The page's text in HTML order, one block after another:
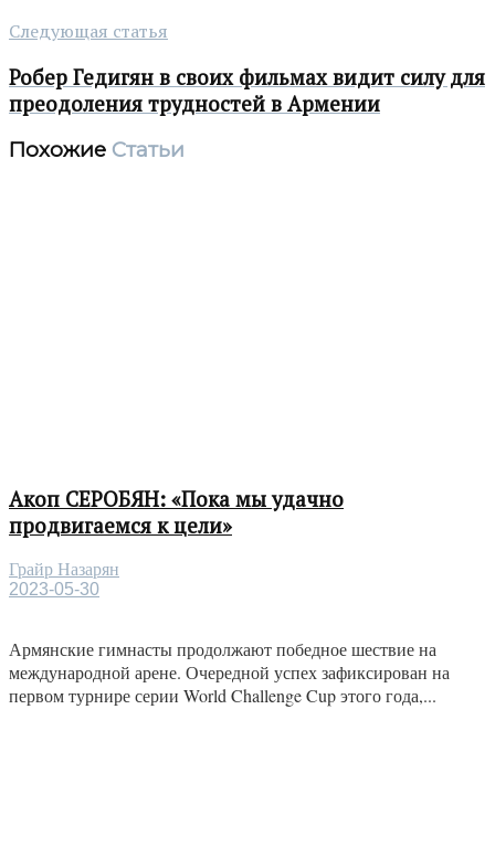
Следующая статья
Робер Гедигян в своих фильмах видит силу для
преодоления трудностей в Армении
Похожие Статьи
Акоп СЕРОБЯН: «Пока мы удачно
продвигаемся к цели»
Грайр Назарян
2023-05-30
Армянские гимнасты продолжают победное шествие на
международной арене. Очередной успех зафиксирован на
первом турнире серии World Challenge Cup этого года,...